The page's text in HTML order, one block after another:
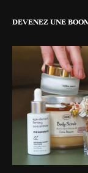
DEVENEZ UNE